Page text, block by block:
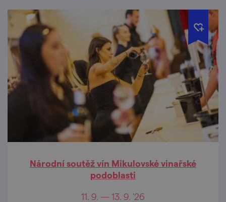
Národní soutěž vín Mikulovské vinařské
podoblasti
11. 9. — 13. 9. '26